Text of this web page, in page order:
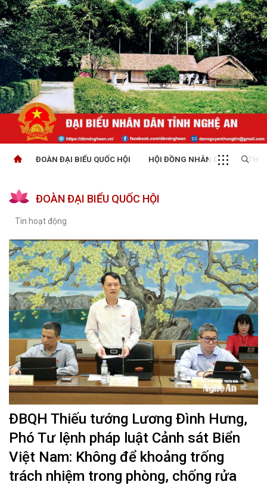
ĐOÀN ĐẠI BIỂU QUỐC HỘI HỘI ĐỒNG NHÂN DÂN
ĐOÀN ĐẠI BIỂU QUỐC HỘI
Tin hoạt động
ĐBQH Thiếu tướng Lương Đình Hưng,
Phó Tư lệnh pháp luật Cảnh sát Biển
Việt Nam: Không để khoảng trống
trách nhiệm trong phòng, chống rửa